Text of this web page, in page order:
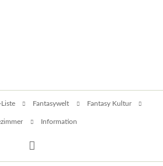
Liste Fantasywelt Fantasy Kultur
Information